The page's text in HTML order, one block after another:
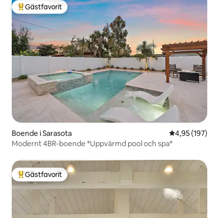
Populär gästfavorit
Gästfavorit
Boende i Sarasota 4,95 av 5 i
4,95 (197)
Modernt 4BR-boende *Uppvärmd pool och spa*
Populär gästfavorit
Gästfavorit